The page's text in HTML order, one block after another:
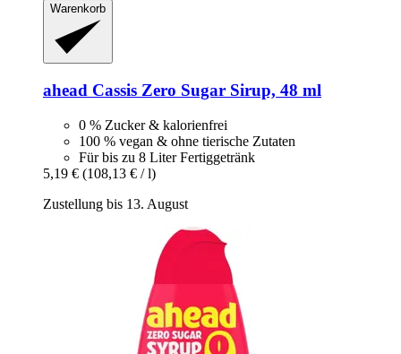
Warenkorb
ahead Cassis Zero Sugar Sirup, 48 ml
0 % Zucker & kalorienfrei
100 % vegan & ohne tierische Zutaten
Für bis zu 8 Liter Fertiggetränk
5,19 € (108,13 € / l)
Zustellung bis 13. August